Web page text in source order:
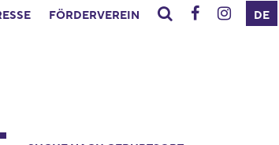
FÖRDERVEREIN DE